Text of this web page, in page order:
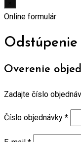
Online formulár
Overenie
Zadajte číslo
Číslo objednávky *